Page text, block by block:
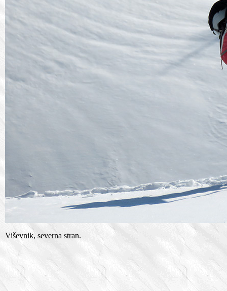
Viševnik, severna stran.